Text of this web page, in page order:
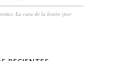
La cura de la lesión (por